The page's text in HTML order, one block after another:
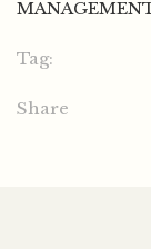
Tag:
Share